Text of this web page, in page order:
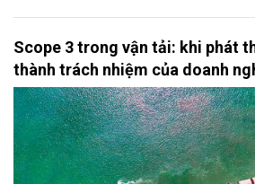
Scope 3 trong vận tải: khi phát
thành trách nhiệm của doanh